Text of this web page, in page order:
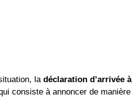
la déclaration d’arrivée à
consiste à annoncer de manière